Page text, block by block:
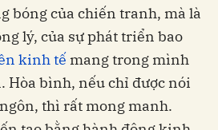
bóng của chiến tranh, mà là
lý, của sự phát triển bao
kinh tế mang trong mình
Hòa bình, nếu chỉ được nói
thì rất mong manh.